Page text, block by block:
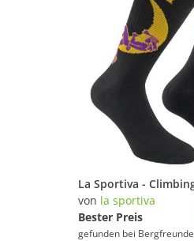
von la sportiva
Bester Preis
gefunden bei Bergfreunde